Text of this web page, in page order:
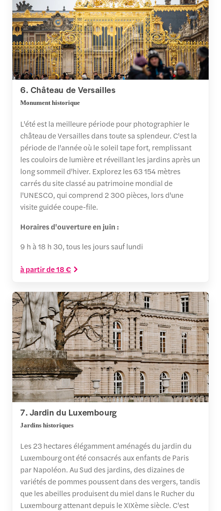
6. Château de Versailles
Monument historique
L'été est la meilleure période pour photographier le
château de Versailles dans toute sa splendeur. C'est la
période de l'année où le soleil tape fort, remplissant
les couloirs de lumière et réveillant les jardins après un
long sommeil d'hiver. Explorez les 63 154 mètres
carrés du site classé au patrimoine mondial de
l'UNESCO, qui comprend 2 300 pièces, lors d'une
visite guidée coupe-file.
Horaires d'ouverture en juin :
9 h à 18 h 30, tous les jours sauf lundi
à partir de 18 €
7. Jardin du Luxembourg
Jardins historiques
Les 23 hectares élégamment aménagés du jardin du
Luxembourg ont été consacrés aux enfants de Paris
par Napoléon. Au Sud des jardins, des dizaines de
variétés de pommes poussent dans des vergers, tandis
que les abeilles produisent du miel dans le Rucher du
Luxembourg attenant depuis le XIXème siècle. C'est